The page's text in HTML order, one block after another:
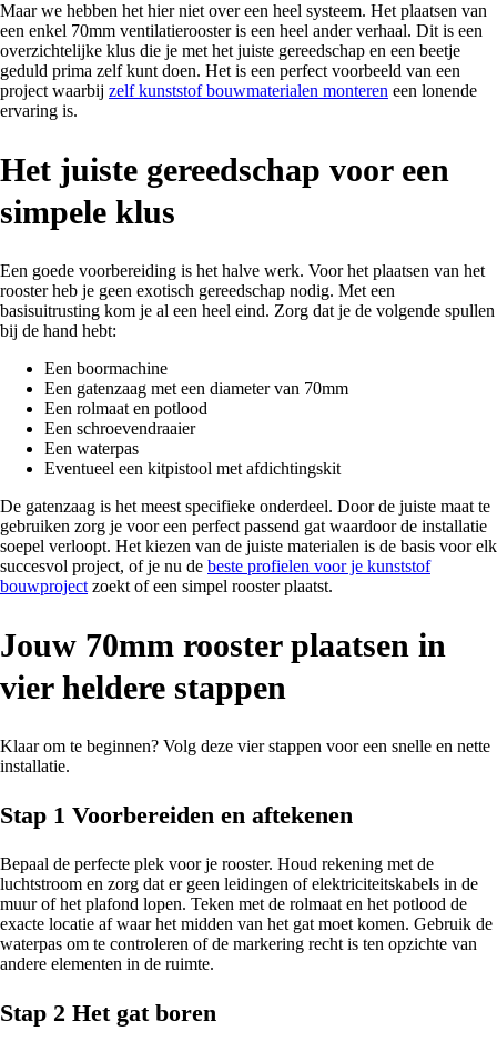
Maar we hebben het hier niet over een heel systeem. Het plaatsen van
een enkel 70mm ventilatierooster is een heel ander verhaal. Dit is een
overzichtelijke klus die je met het juiste gereedschap en een beetje
geduld prima zelf kunt doen. Het is een perfect voorbeeld van een
project waarbij zelf kunststof bouwmaterialen monteren een lonende
ervaring is.
Het juiste gereedschap voor een
simpele klus
Een goede voorbereiding is het halve werk. Voor het plaatsen van het
rooster heb je geen exotisch gereedschap nodig. Met een
basisuitrusting kom je al een heel eind. Zorg dat je de volgende spullen
bij de hand hebt:
Een boormachine
Een gatenzaag met een diameter van 70mm
Een rolmaat en potlood
Een schroevendraaier
Een waterpas
Eventueel een kitpistool met afdichtingskit
De gatenzaag is het meest specifieke onderdeel. Door de juiste maat te
gebruiken zorg je voor een perfect passend gat waardoor de installatie
soepel verloopt. Het kiezen van de juiste materialen is de basis voor elk
succesvol project, of je nu de beste profielen voor je kunststof
bouwproject zoekt of een simpel rooster plaatst.
Jouw 70mm rooster plaatsen in
vier heldere stappen
Klaar om te beginnen? Volg deze vier stappen voor een snelle en nette
installatie.
Stap 1 Voorbereiden en aftekenen
Bepaal de perfecte plek voor je rooster. Houd rekening met de
luchtstroom en zorg dat er geen leidingen of elektriciteitskabels in de
muur of het plafond lopen. Teken met de rolmaat en het potlood de
exacte locatie af waar het midden van het gat moet komen. Gebruik de
waterpas om te controleren of de markering recht is ten opzichte van
andere elementen in de ruimte.
Stap 2 Het gat boren